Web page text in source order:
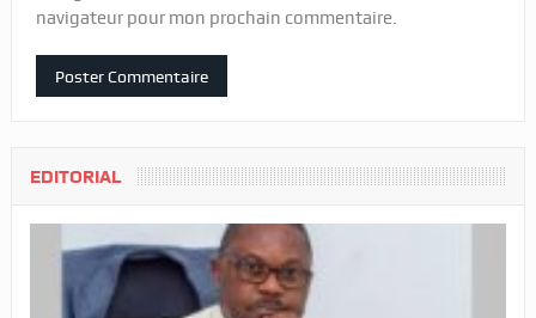
navigateur pour mon prochain commentaire.
EDITORIAL